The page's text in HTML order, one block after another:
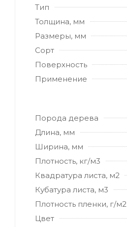
Тип
Толщина, мм
Размеры, мм
Сорт
Поверхность
Применение
Порода дерева
Длина, мм
Ширина, мм
Плотность, кг/м3
Квадратура листа, м2
Кубатура листа, м3
Плотность пленки, г/м2
Цвет